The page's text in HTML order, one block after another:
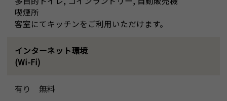
喫煙所
客室にてキッチンをご利用いただけます。
インターネット環境
(Wi-Fi)
有り 無料